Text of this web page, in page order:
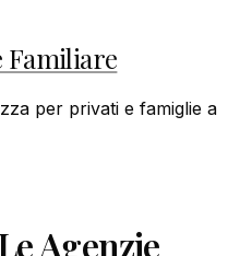
Familiare
per privati e famiglie a
Agenzie